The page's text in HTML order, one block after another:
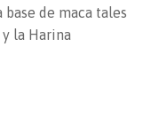
base de maca tales
la Harina